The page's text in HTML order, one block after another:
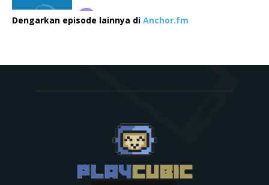
Dengarkan episode lainnya di Anchor.fm